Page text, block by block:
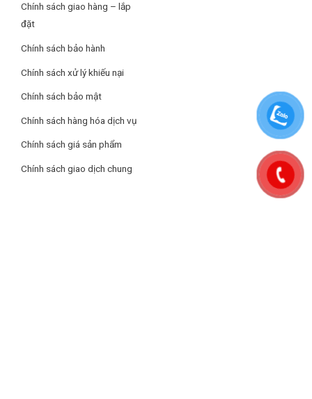
chạm với dụng cụ nấu nướng, cho tuổi thọ sử dụng bền lâu. Với
chất liệu mặt kính, việc vệ sinh, lau chùi bếp cũng dễ dàng và
hiệu quả hơn.
Đầu đốt đồng bền bỉ, tích hợp 2 đầu hâm tiện dụng
Chính sách giao hàng – lắp
đặt
Chính sách bảo hành
Chính sách xử lý khiếu nại
Chính sách bảo mật
Chính sách hàng hóa dịch vụ
Chính sách giá sản phẩm
Chính sách giao dịch chung